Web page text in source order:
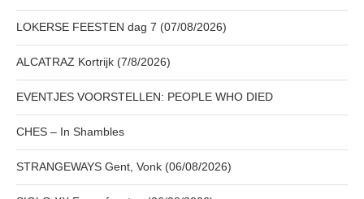
LOKERSE FEESTEN dag 7 (07/08/2026)
ALCATRAZ Kortrijk (7/8/2026)
EVENTJES VOORSTELLEN: PEOPLE WHO DIED
CHES – In Shambles
STRANGEWAYS Gent, Vonk (06/08/2026)